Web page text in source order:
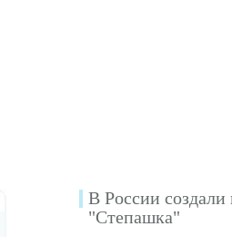
В России
"Степашка"